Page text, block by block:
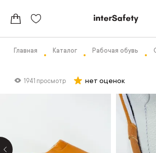
Главная Каталог Рабочая обувь
1941 просмотр нет оценок